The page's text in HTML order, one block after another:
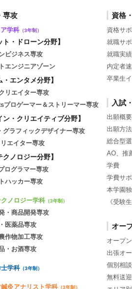
専攻
学科 （3年制）
ト・ドローン分野】
ビジネス専攻
エンジニアゾーン
・エンタメ分野】
リエイター専攻
プロゲーマー＆ストリーマー専攻
ン・クリエイティブ分野】
グラフィックデザイナー専攻
エイター専攻
クノロジー分野】
ログラマー専攻
ハッカー専攻
ノロジー学科 （3年制）
・商品開発専攻
医薬品専攻
作物加工専攻
・お酒専攻
学科（3年制）
灸アナリスト学科（3年制）
資格
資格サ
就職サ
就職実績
内定者
卒業生
入試
出願概
出願方
総合型
AO、推
学費
学費サ
本学園
《受験
オー
オープ
出張オ
個別相
無料送